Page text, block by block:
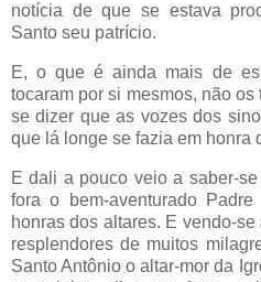
notícia de que se estava
Santo seu patrício.
E, o que é ainda mais de
tocaram por si mesmos, não
se dizer que as vozes dos
que lá longe se fazia em honra
E dali a pouco veio a saber-
fora o bem-aventurado
honras dos altares. E vendo-
resplendores de muitos
Santo Antônio o altar-mor da